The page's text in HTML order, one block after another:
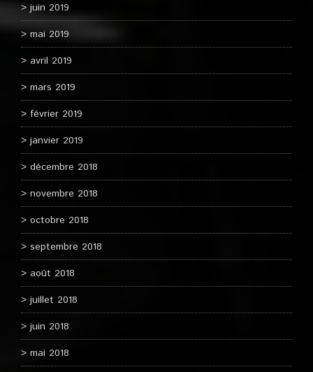
juin 2019
mai 2019
avril 2019
mars 2019
février 2019
janvier 2019
décembre 2018
novembre 2018
octobre 2018
septembre 2018
août 2018
juillet 2018
juin 2018
mai 2018